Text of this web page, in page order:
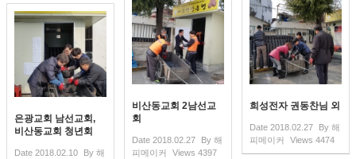
비산동교회 2남선교
회
Date 2018.02.27 By 해
피메이커
Views 4397
희성전자 권동찬님 외
Date 2018.02.27 By 해
피메이커
Views 4474
은광교회 남선교회,
비산동교회 청년회
Date 2018.02.10 By 해